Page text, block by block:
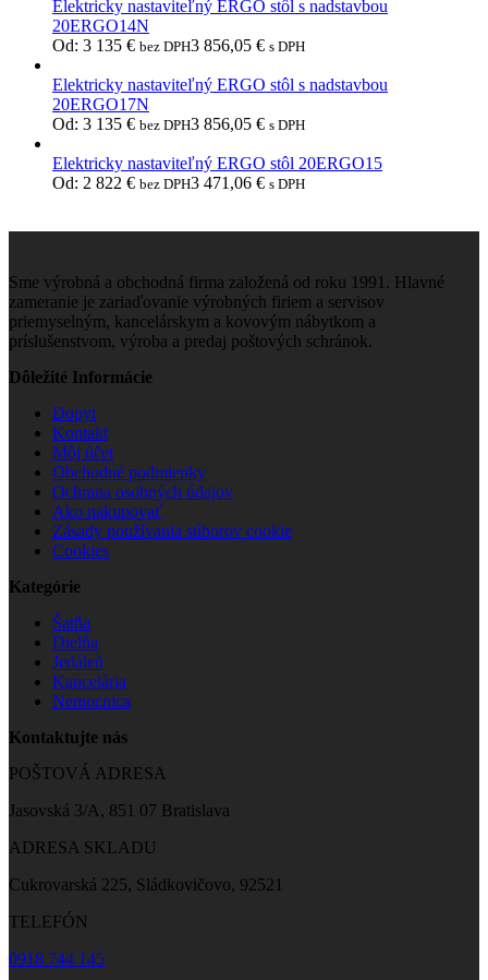
Elektricky nastaviteľný ERGO stôl s nadstavbou
20ERGO14N
Od: 3 135 € bez DPH3 856,05 € s DPH
Elektricky nastaviteľný ERGO stôl s nadstavbou
20ERGO17N
Od: 3 135 € bez DPH3 856,05 € s DPH
Elektricky nastaviteľný ERGO stôl 20ERGO15
Od: 2 822 € bez DPH3 471,06 € s DPH
Sme výrobná a obchodná firma založená od roku 1991. Hlavné
zameranie je zariaďovanie výrobných firiem a servisov
priemyselným, kancelárskym a kovovým nábytkom a
príslušenstvom, výroba a predaj poštových schránok.
Dôležité Informácie
Dopyt
Kontakt
Môj účet
Obchodné podmienky
Ochrana osobných údajov
Ako nakupovať
Zásady používania súborov cookie
Cookies
Kategórie
Šatňa
Dielňa
Jedáleň
Kancelária
Nemocnica
Kontaktujte nás
POŠTOVÁ ADRESA
Jasovská 3/A, 851 07 Bratislava
ADRESA SKLADU
Cukrovarská 225, Sládkovičovo, 92521
TELEFÓN
0918 744 145